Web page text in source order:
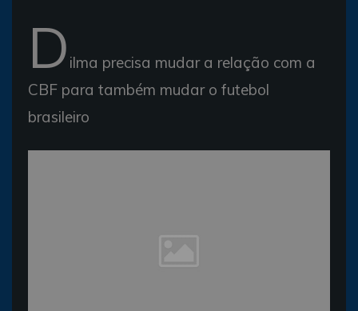
D ilma precisa mudar a relação com a
CBF para também mudar o futebol
brasileiro